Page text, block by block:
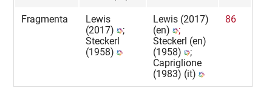
ARBEITSMITTEL
WISSEN KOMPAKT
Fragmenta
Lewis
(2017) ;
Steckerl
(1958)
Lewis (2017)
(en) ;
Steckerl (en)
(1958) ;
Capriglione
(1983) (it)
86